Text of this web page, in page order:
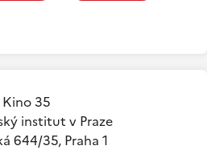
Kino 35
institut v Praze
644/35, Praha 1